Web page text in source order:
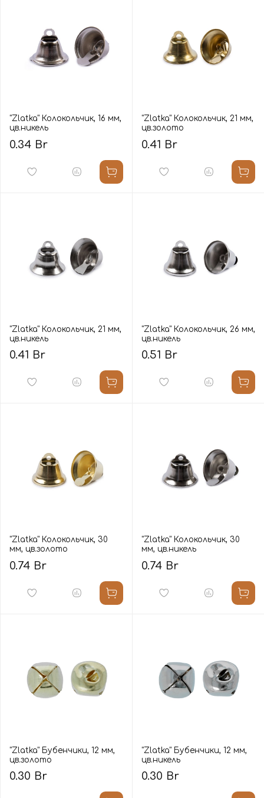
"Zlatka" Колокольчик, 16 мм,
цв.никель
0.34 Br
"Zlatka" Колокольчик, 21 мм,
цв.золото
0.41 Br
"Zlatka" Колокольчик, 21 мм,
цв.никель
0.41 Br
"Zlatka" Колокольчик, 26 мм,
цв.никель
0.51 Br
"Zlatka" Колокольчик, 30
мм, цв.золото
0.74 Br
"Zlatka" Колокольчик, 30
мм, цв.никель
0.74 Br
"Zlatka" Бубенчики, 12 мм,
цв.золото
0.30 Br
"Zlatka" Бубенчики, 12 мм,
цв.никель
0.30 Br